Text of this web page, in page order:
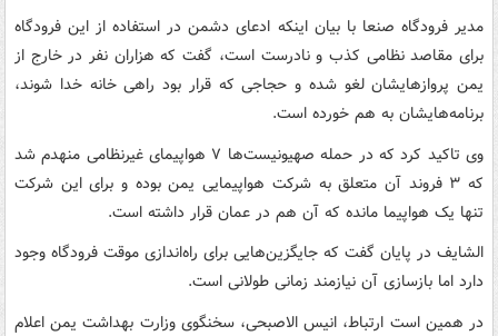
مدیر فرودگاه صنعا با بیان اینکه ادعای دشمن در استفاده از این فرودگاه
برای مقاصد نظامی کذب و نادرست است، گفت که هزاران نفر در خارج از
یمن پروازهایشان لغو شده و حجاجی که قرار بود راهی خانه خدا شوند،
برنامه‌هایشان به هم خورده است.
وی تاکید کرد که در حمله صهیونیست‌ها ۷ هواپیمای‌ غیرنظامی منهدم شد
که ۳ فروند آن متعلق به شرکت هواپیمایی یمن بوده و برای این شرکت
تنها یک هواپیما مانده که آن هم در عمان قرار داشته است.
الشایف در پایان گفت که جایگزین‌هایی برای راه‌اندازی موقت فرودگاه وجود
دارد اما بازسازی آن نیازمند زمانی طولانی است.
در همین است ارتباط، انیس الاصبحی، سخنگوی وزارت بهداشت یمن اعلام